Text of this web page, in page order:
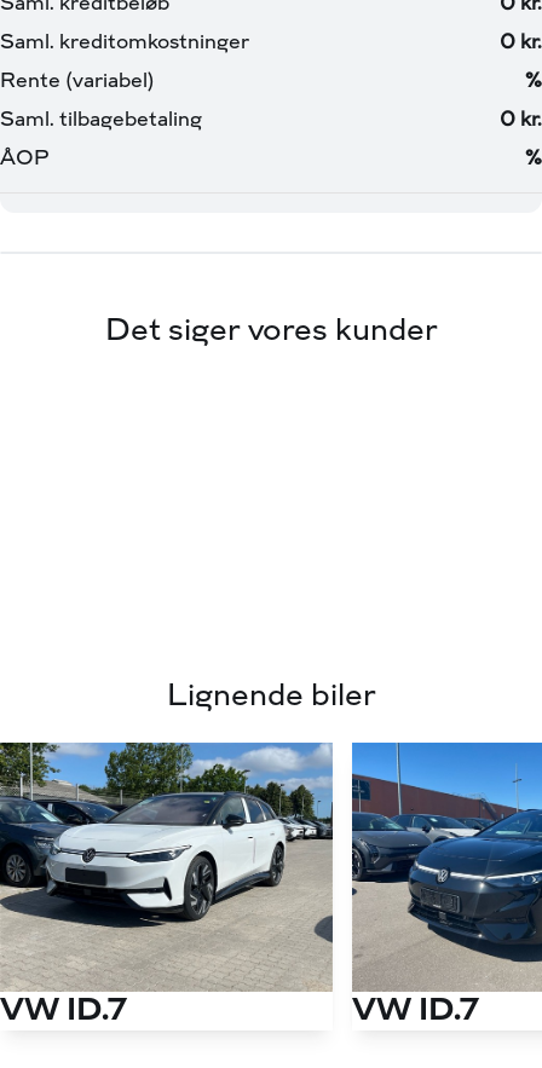
Det siger vores kunder
Lignende biler
VW ID.7 VW ID.7